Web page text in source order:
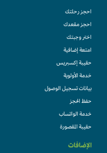
احجز رحلتك
احجز مقعدك
اختر وجبتك
امتعة إضافية
حقيبة إكسبريس
خدمة الأولوية
بيانات تسجيل الوصول
حفظ الحجز
خدمة الواتساب
حقيبة المقصورة
الإضافات